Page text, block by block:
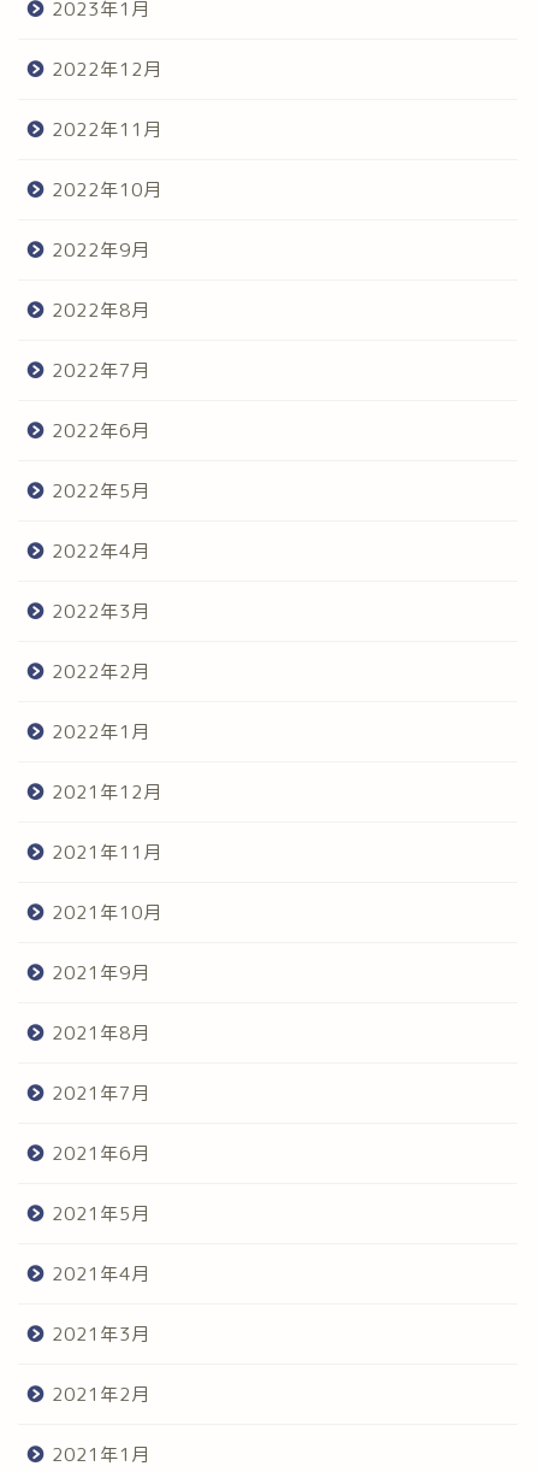
2023年1月
2022年12月
2022年11月
2022年10月
2022年9月
2022年8月
2022年7月
2022年6月
2022年5月
2022年4月
2022年3月
2022年2月
2022年1月
2021年12月
2021年11月
2021年10月
2021年9月
2021年8月
2021年7月
2021年6月
2021年5月
2021年4月
2021年3月
2021年2月
2021年1月